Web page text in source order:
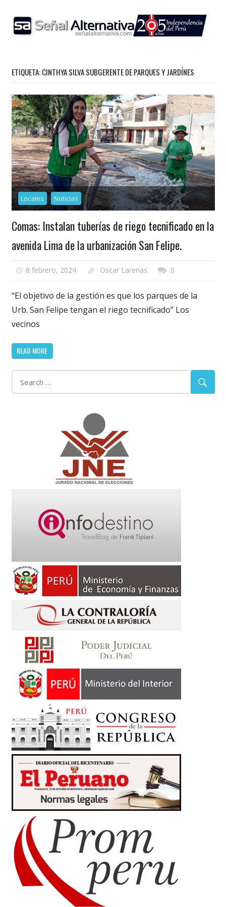
content
ETIQUETA:CINTHYA SILVA SUBGERENTE DE PARQUES Y JARDÍNES
Locales Noticias
Comas: Instalan tuberías de riego tecnificado en la
avenida Lima de la urbanización San Felipe.
8 febrero, 2024 Oscar Larenas 0
“El objetivo de la gestión es que los parques de la
Urb. San Felipe tengan el riego tecnificado” Los
vecinos
READ MORE